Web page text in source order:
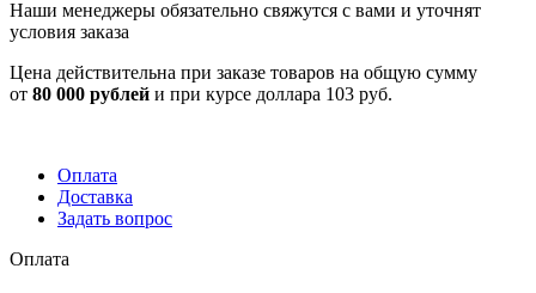
Наши менеджеры обязательно свяжутся с вами и уточнят
условия заказа
Цена действительна при заказе товаров на общую сумму
от 80 000 рублей и при курсе доллара 103 руб.
Оплата
Доставка
Задать вопрос
Оплата